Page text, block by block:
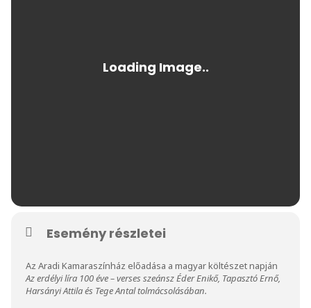
Esemény részletei
Az Aradi Kamaraszínház előadása a magyar költészet napján
Az erdélyi líra 100 éve – verses szeánsz Éder Enikő, Tapasztó Ernő,
Harsányi Attila és Tege Antal tolmácsolásában.